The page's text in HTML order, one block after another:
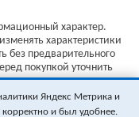
характер.
характеристики
без предварительного
покупкой уточнить
(ст.435 ГК РФ).
Яндекс Метрика и
корректно и был удобнее.